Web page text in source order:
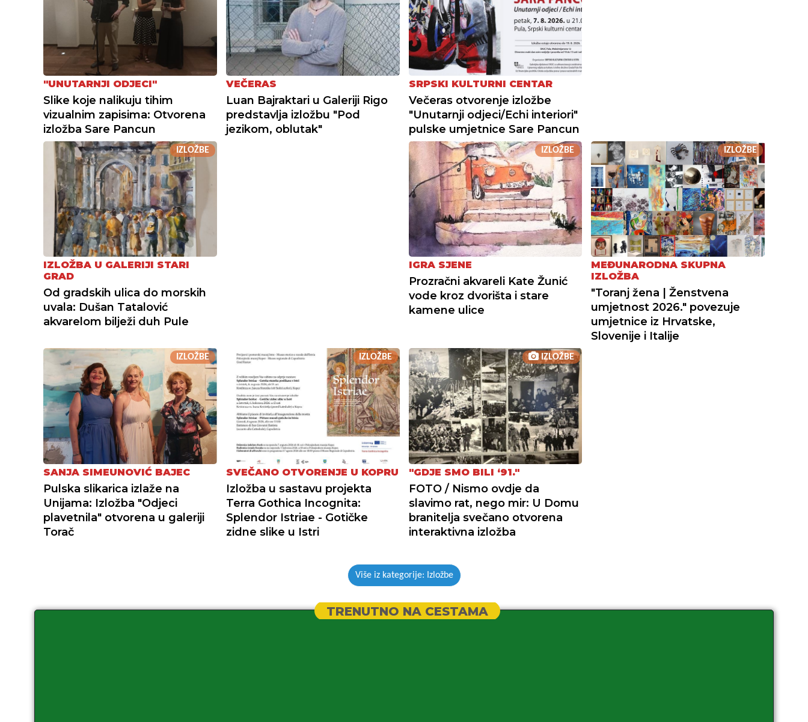
"UNUTARNJI ODJECI"
Slike koje nalikuju tihim
vizualnim zapisima: Otvorena
izložba Sare Pancun
VEČERAS
Luan Bajraktari u Galeriji Rigo
predstavlja izložbu "Pod
jezikom, oblutak"
SRPSKI KULTURNI CENTAR
Večeras otvorenje izložbe
"Unutarnji odjeci/Echi interiori"
pulske umjetnice Sare Pancun
IZLOŽBE
IZLOŽBA U GALERIJI STARI
GRAD
Od gradskih ulica do morskih
uvala: Dušan Tatalović
akvarelom bilježi duh Pule
IZLOŽBE
IGRA SJENE
Prozračni akvareli Kate Žunić
vode kroz dvorišta i stare
kamene ulice
IZLOŽBE
MEĐUNARODNA SKUPNA
IZLOŽBA
"Toranj žena | Ženstvena
umjetnost 2026." povezuje
umjetnice iz Hrvatske,
Slovenije i Italije
IZLOŽBE
SANJA SIMEUNOVIĆ BAJEC
Pulska slikarica izlaže na
Unijama: Izložba "Odjeci
plavetnila" otvorena u galeriji
Torač
IZLOŽBE
SVEČANO OTVORENJE U KOPRU
Izložba u sastavu projekta
Terra Gothica Incognita:
Splendor Istriae - Gotičke
zidne slike u Istri
IZLOŽBE
"GDJE SMO BILI ‘91."
FOTO / Nismo ovdje da
slavimo rat, nego mir: U Domu
branitelja svečano otvorena
interaktivna izložba
Više iz kategorije: Izložbe
TRENUTNO NA CESTAMA